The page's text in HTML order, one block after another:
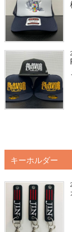
キーホルダー